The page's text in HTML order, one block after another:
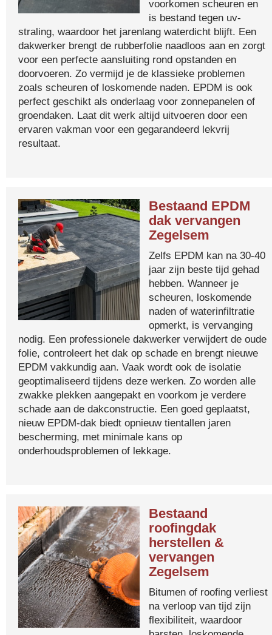
voorkomen scheuren en
is bestand tegen uv-
straling, waardoor het jarenlang waterdicht blijft. Een
dakwerker brengt de rubberfolie naadloos aan en zorgt
voor een perfecte aansluiting rond opstanden en
doorvoeren. Zo vermijd je de klassieke problemen
zoals scheuren of loskomende naden. EPDM is ook
perfect geschikt als onderlaag voor zonnepanelen of
groendaken. Laat dit werk altijd uitvoeren door een
ervaren vakman voor een gegarandeerd lekvrij
resultaat.
Bestaand EPDM
dak vervangen
Zegelsem
Zelfs EPDM kan na 30-40
jaar zijn beste tijd gehad
hebben. Wanneer je
scheuren, loskomende
naden of waterinfiltratie
opmerkt, is vervanging
nodig. Een professionele dakwerker verwijdert de oude
folie, controleert het dak op schade en brengt nieuwe
EPDM vakkundig aan. Vaak wordt ook de isolatie
geoptimaliseerd tijdens deze werken. Zo worden alle
zwakke plekken aangepakt en voorkom je verdere
schade aan de dakconstructie. Een goed geplaatst,
nieuw EPDM-dak biedt opnieuw tientallen jaren
bescherming, met minimale kans op
onderhoudsproblemen of lekkage.
Bestaand
roofingdak
herstellen &
vervangen
Zegelsem
Bitumen of roofing verliest
na verloop van tijd zijn
flexibiliteit, waardoor